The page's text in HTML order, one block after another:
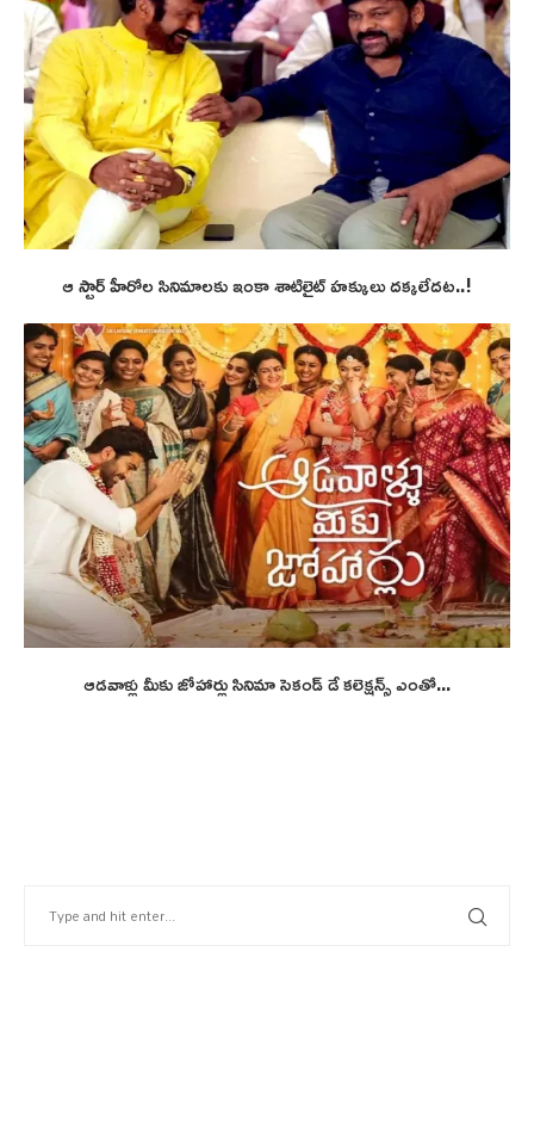
ఆ స్టార్ హీరోల సినిమాలకు ఇంకా శాటిలైట్ హక్కులు దక్కలేదట..!
ఆడవాళ్లు మీకు జోహార్లు సినిమా సెకండ్ డే కలెక్షన్స్ ఎంతో...